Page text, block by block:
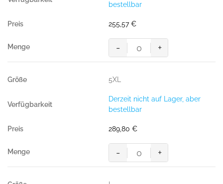
Futter
vis
Menge
bestellbar
255,57€
MASCOT®
Accel.
Jacke
mit
Futter
vis
- +
5XL
Derzeit nicht auf Lager, aber
bestellbar
289,80 €
MASCOT®
Accel.
- +